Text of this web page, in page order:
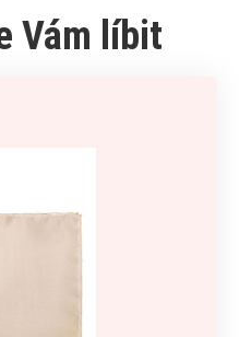
Vám líbit